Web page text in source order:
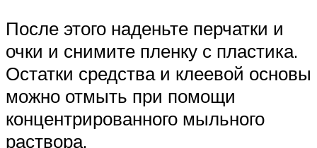
После этого наденьте перчатки и
очки и снимите пленку с пластика.
Остатки средства и клеевой основы
можно отмыть при помощи
концентрированного мыльного
раствора.